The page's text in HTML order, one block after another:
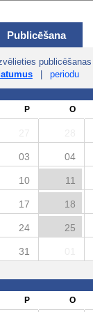
Publicēšana
publicēšanas
periodu
P O
03 04
10 11
17 18
24 25
31
P O